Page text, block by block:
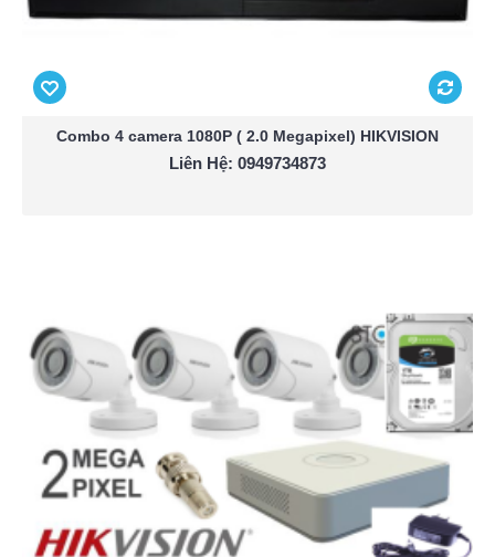
Combo 4 camera 1080P ( 2.0 Megapixel) HIKVISION
Liên Hệ: 0949734873